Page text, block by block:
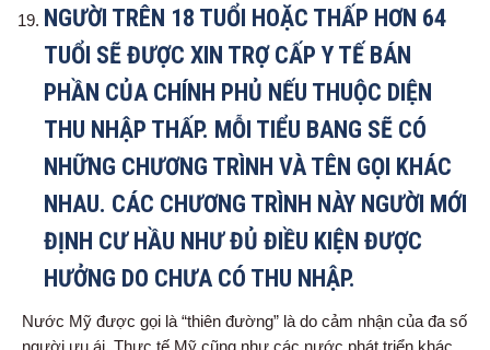
NGƯỜI TRÊN 18 TUỔI HOẶC THẤP HƠN 64
TUỔI SẼ ĐƯỢC XIN TRỢ CẤP Y TẾ BÁN
PHẦN CỦA CHÍNH PHỦ NẾU THUỘC DIỆN
THU NHẬP THẤP. MỖI TIỂU BANG SẼ CÓ
NHỮNG CHƯƠNG TRÌNH VÀ TÊN GỌI KHÁC
NHAU. CÁC CHƯƠNG TRÌNH NÀY NGƯỜI MỚI
ĐỊNH CƯ HẦU NHƯ ĐỦ ĐIỀU KIỆN ĐƯỢC
HƯỞNG DO CHƯA CÓ THU NHẬP.
Nước Mỹ được gọi là “thiên đường” là do cảm nhận của đa số